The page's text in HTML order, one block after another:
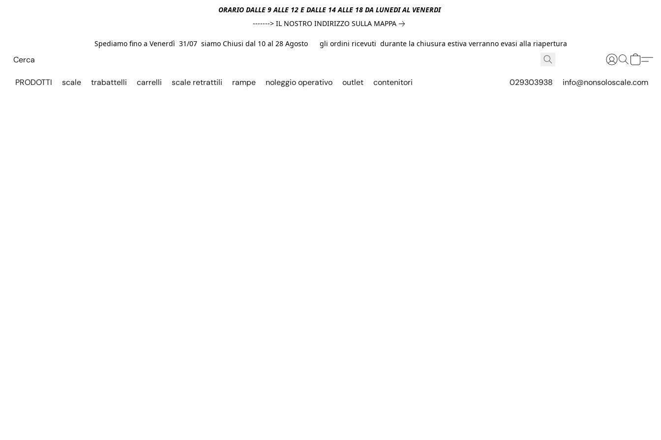
ORARIO DALLE 9 ALLE 12 E DALLE 14 ALLE 18 DA LUNEDI AL VENERDI
-------> IL NOSTRO INDIRIZZO SULLA MAPPA
Spediamo fino a Venerdì 31/07 siamo Chiusi dal 10 al 28 Agosto gli ordini ricevuti durante la chiusura estiva verranno evasi alla riapertura
PRODOTTI scale trabattelli carrelli scale retrattili rampe noleggio operativo outlet contenitori 029303938 info@nonsoloscale.com